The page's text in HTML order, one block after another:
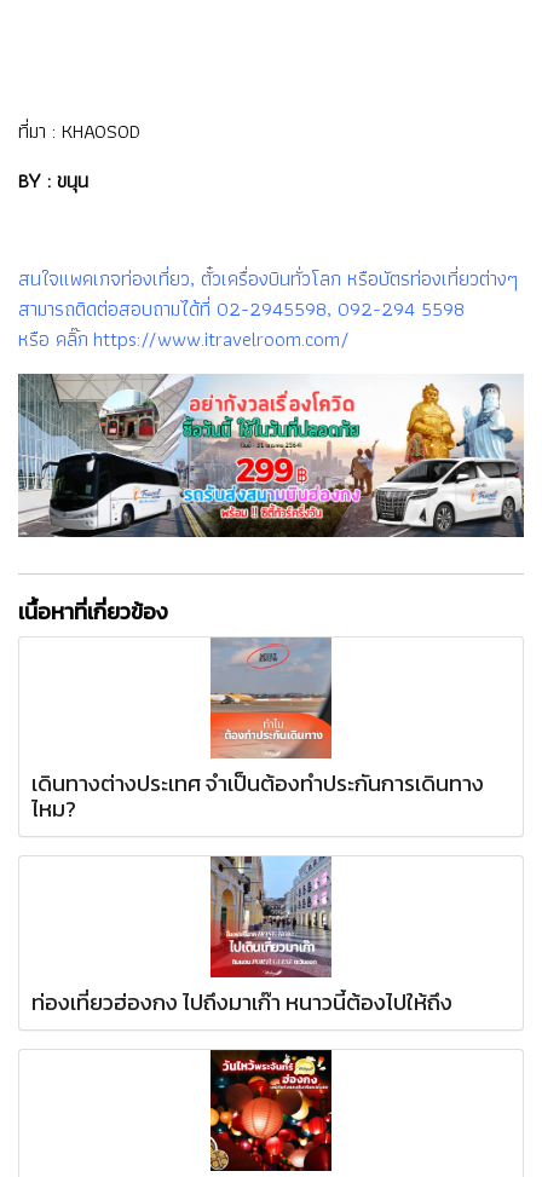
ที่มา : KHAOSOD
BY : ขนุน
สนใจแพคเกจท่องเที่ยว, ตั๋วเครื่องบินทั่วโลก หรือบัตรท่องเที่ยวต่างๆ
สามารถติดต่อสอบถามได้ที่ 02-2945598, 092-294 5598
หรือ คลิ๊ก https://www.itravelroom.com/
เนื้อหาที่เกี่ยวข้อง
เดินทางต่างประเทศ จำเป็นต้องทำประกันการเดินทาง
ไหม?
ท่องเที่ยวฮ่องกง ไปถึงมาเก๊า หนาวนี้ต้องไปให้ถึง